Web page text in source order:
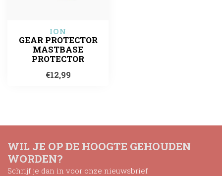
ION
GEAR PROTECTOR
MASTBASE
PROTECTOR
€12,99
WIL JE OP DE HOOGTE GEHOUDEN
WORDEN?
Schrijf je dan in voor onze nieuwsbrief